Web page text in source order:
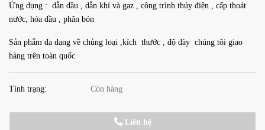
Ứng dụng : dẫn dầu , dẫn khí và gaz , công trình thủy điện , cấp thoát
nước, hóa dầu , phân bón
Sản phẩm đa dạng về chủng loại ,kích thước , độ dày chúng tôi giao
hàng trên toàn quốc
Tình trạng: Còn hàng
Liên hệ